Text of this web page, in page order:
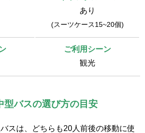
あり
(スーツケース15~20個)
観光
型バスの選び方の目安
スは、どちらも20人前後の移動に使